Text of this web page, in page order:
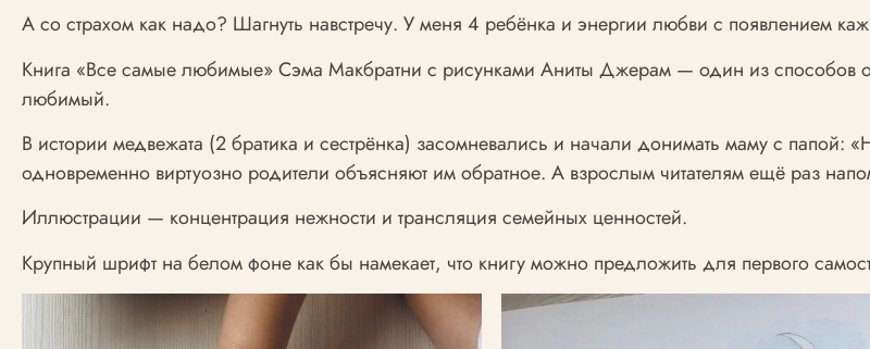
А со страхом как надо? Шагнуть навстречу. У меня 4 ребёнка и энергии любви с появлением
Книга «Все самые любимые» Сэма Макбратни с рисунками Аниты Джерам — один из способов
любимый.
В истории медвежата (2 братика и сестрёнка) засомневались и начали донимать маму с
одновременно виртуозно родители объясняют им обратное. А взрослым читателям ещё раз
Иллюстрации — концентрация нежности и трансляция семейных ценностей.
Крупный шрифт на белом фоне как бы намекает, что книгу можно предложить для первого